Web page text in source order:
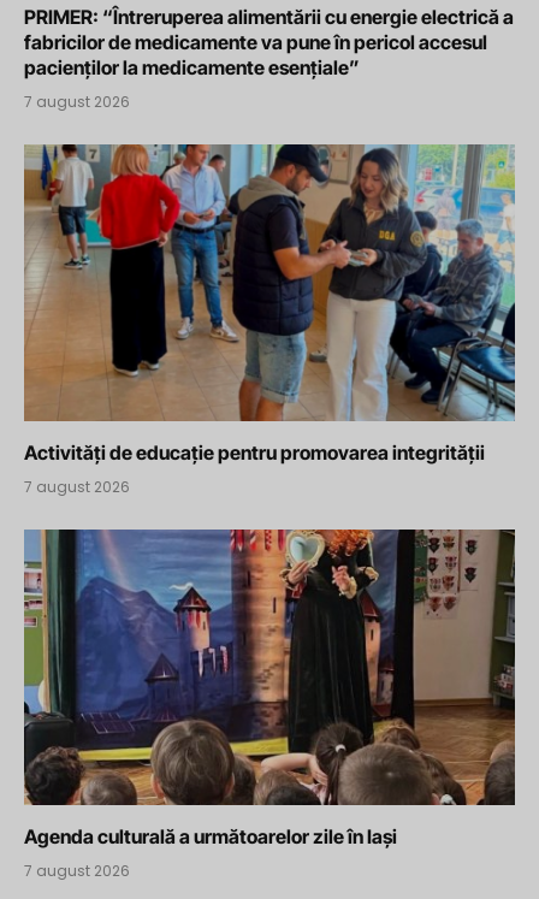
PRIMER: “Întreruperea alimentării cu energie electrică a
fabricilor de medicamente va pune în pericol accesul
pacienților la medicamente esențiale”
7 august 2026
Activități de educație pentru promovarea integrității
7 august 2026
Agenda culturală a următoarelor zile în Iași
7 august 2026